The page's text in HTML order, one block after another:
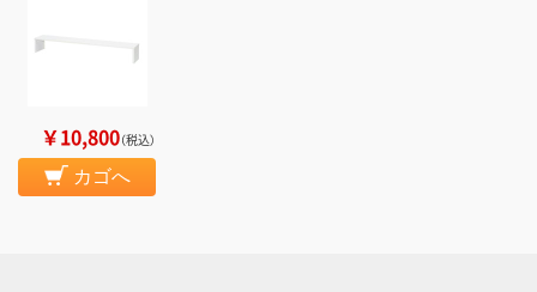
￥10,800（税込）
カゴへ